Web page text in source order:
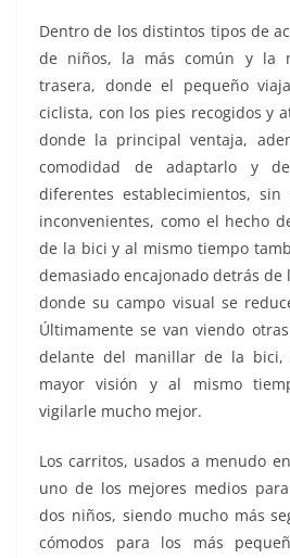
Dentro de los distintos tipos de
de niños, la más común y la
trasera, donde el pequeño
ciclista, con los pies recogidos y
donde la principal ventaja,
comodidad de adaptarlo y
diferentes establecimientos,
inconvenientes, como el hecho
de la bici y al mismo tiempo
demasiado encajonado detrás de
donde su campo visual se
Últimamente se van viendo
delante del manillar de la
mayor visión y al mismo
vigilarle mucho mejor.
Los carritos, usados a menudo
uno de los mejores medios
dos niños, siendo mucho más
cómodos para los más